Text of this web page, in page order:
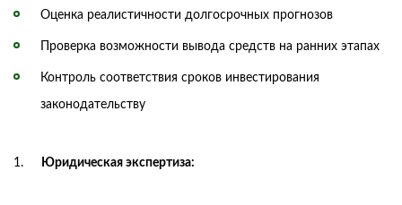
Оценка реалистичности долгосрочных прогнозов
Проверка возможности вывода средств на ранних этапах
Контроль соответствия сроков инвестирования
законодательству
Юридическая экспертиза: